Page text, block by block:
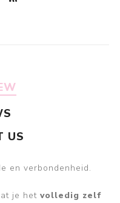
US
en verbondenheid.
je het volledig zelf